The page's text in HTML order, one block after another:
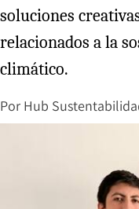
soluciones
relacionados a la
climático.
Por Hub